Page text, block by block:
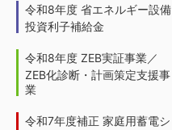
令和8年度 省エネルギー設備
投資利子補給金
令和8年度 ZEB実証事業／
ZEB化診断・計画策定支援事
業
令和7年度補正 家庭用蓄電シ